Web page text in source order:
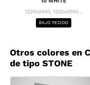
1220x2440, 1220x3050...
BAJO PEDIDO
Otros colores en
de tipo STONE